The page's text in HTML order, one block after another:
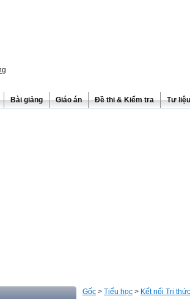
Bài giảng Giáo án Đề thi & Kiểm tra Tư liệu
Gốc > Tiểu học > Kết nối Tri